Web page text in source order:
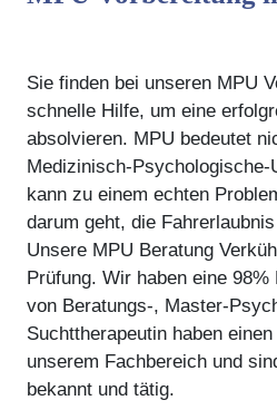
Sie finden bei unseren MPU
schnelle Hilfe, um eine
absolvieren. MPU bedeutet
Medizinisch-Psychologische-
kann zu einem echten
darum geht, die
Unsere MPU Beratung
Prüfung. Wir haben eine 98%
von Beratungs-, Master-
Suchttherapeutin haben
unserem Fachbereich und
bekannt und tätig.